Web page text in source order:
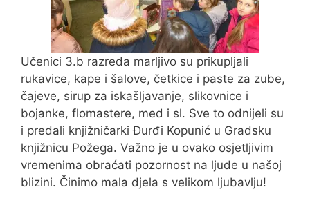
Učenici 3.b razreda marljivo su prikupljali
rukavice, kape i šalove, četkice i paste za zube,
čajeve, sirup za iskašljavanje, slikovnice i
bojanke, flomastere, med i sl. Sve to odnijeli su
i predali knjižničarki Đurđi Kopunić u Gradsku
knjižnicu Požega. Važno je u ovako osjetljivim
vremenima obraćati pozornost na ljude u našoj
blizini. Činimo mala djela s velikom ljubavlju!